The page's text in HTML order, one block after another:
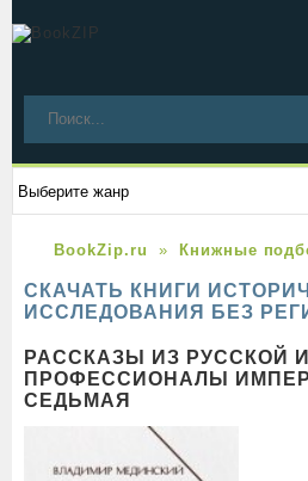
BookZip.ru Книжные
СКАЧАТЬ КНИГИ
ИССЛЕДОВАНИЯ БЕЗ
РАССКАЗЫ ИЗ РУССКОЙ
ПРОФЕССИОНАЛЫ
СЕДЬМАЯ